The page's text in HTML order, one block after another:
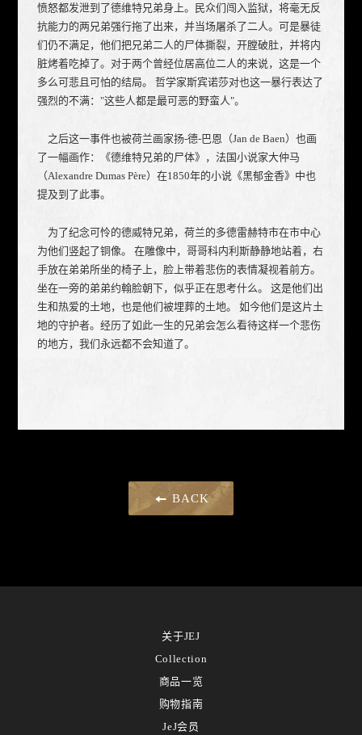
愤怒都发泄到了德维特兄弟身上。民众们闯入监狱，将毫无反
抗能力的两兄弟强行拖了出来，并当场屠杀了二人。可是暴徒
们仍不满足，他们把兄弟二人的尸体撕裂，开膛破肚，并将内
脏烤着吃掉了。对于两个曾经位居高位二人的来说，这是一个
多么可悲且可怕的结局。 哲学家斯宾诺莎对也这一暴行表达了
强烈的不满："这些人都是最可恶的野蛮人"。
之后这一事件也被荷兰画家扬-德-巴恩（Jan de Baen）也画
了一幅画作：《德维特兄弟的尸体》，法国小说家大仲马
（Alexandre Dumas Père）在1850年的小说《黑郁金香》中也
提及到了此事。
为了纪念可怜的德威特兄弟，荷兰的多德雷赫特市在市中心
为他们竖起了铜像。 在雕像中，哥哥科内利斯静静地站着，右
手放在弟弟所坐的椅子上，脸上带着悲伤的表情凝视着前方。
坐在一旁的弟弟约翰脸朝下，似乎正在思考什么。 这是他们出
生和热爱的土地，也是他们被埋葬的土地。 如今他们是这片土
地的守护者。经历了如此一生的兄弟会怎么看待这样一个悲伤
的地方，我们永远都不会知道了。
BACK
关于JEJ
Collection
商品一览
购物指南
JeJ会员